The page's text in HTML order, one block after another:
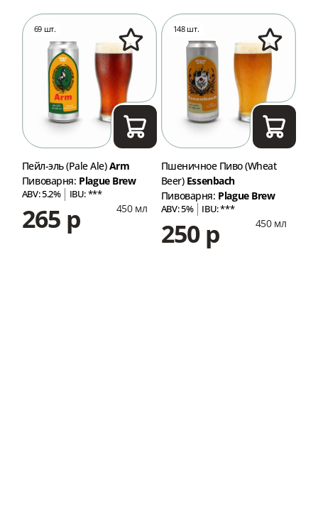
69 шт.
Пейл-эль (Pale Ale)Arm
Пивоварня: Plague Brew
ABV: 5.2% IBU: ***
265 р 450 мл
148 шт.
Пшеничное Пиво (Wheat
Beer) Essenbach
Пивоварня: Plague Brew
ABV: 5% IBU: ***
250 р 450 мл